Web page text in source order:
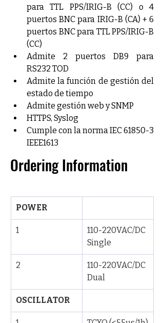
para TTL PPS/IRIG-B (CC) o 4
puertos BNC para IRIG-B (CA) + 6
puertos BNC para TTL PPS/IRIG-B
(CC)
Admite 2 puertos DB9 para
RS232 TOD
Admite la función de gestión del
estado de tiempo
Admite gestión web y SNMP
HTTPS, Syslog
Cumple con la norma IEC 61850-3
IEEE1613
Ordering Information
POWER
1
110-220VAC/DC
Single
2
110-220VAC/DC
Dual
OSCILLATOR